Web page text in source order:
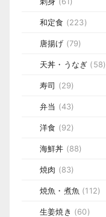
和定食 (223)
唐揚げ (79)
天丼・うなぎ (58)
寿司 (29)
弁当 (43)
洋食 (92)
海鮮丼 (88)
焼肉 (83)
焼魚・煮魚 (112)
生姜焼き (60)